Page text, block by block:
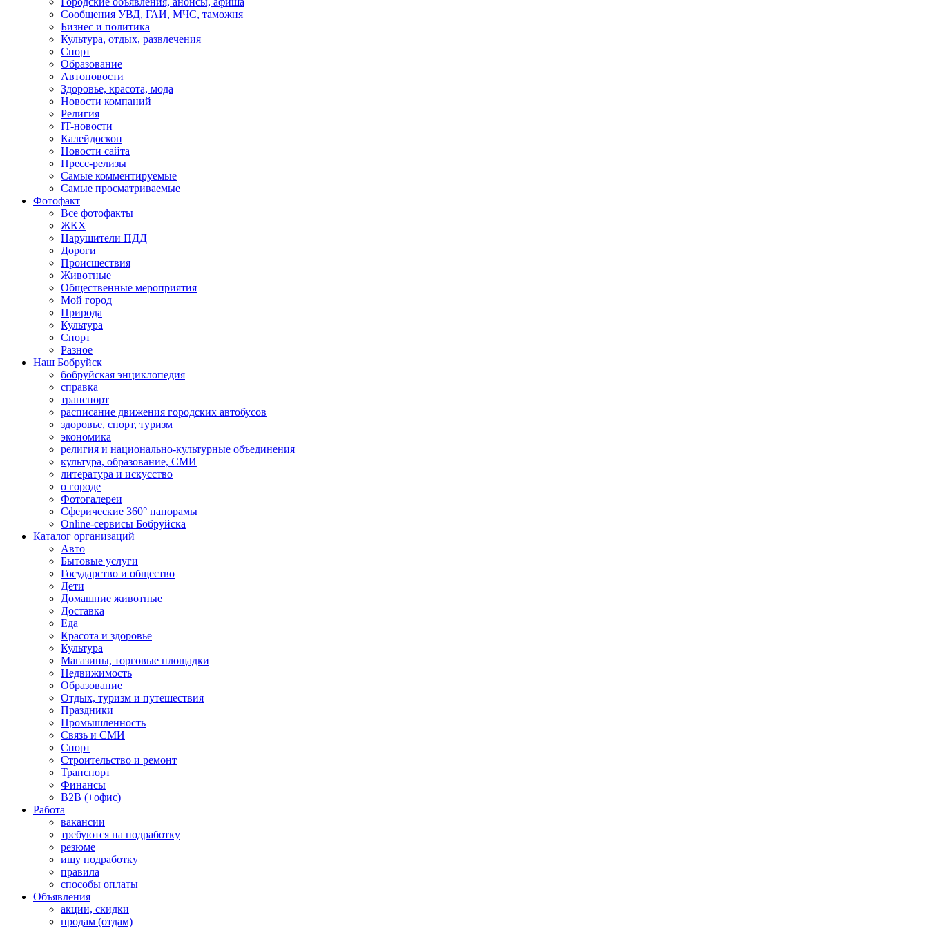
Сообщения УВД, ГАИ, МЧС, таможня
Бизнес и политика
Культура, отдых, развлечения
Спорт
Образование
Автоновости
Здоровье, красота, мода
Новости компаний
Религия
IT-новости
Калейдоскоп
Новости сайта
Пресс-релизы
Самые комментируемые
Самые просматриваемые
Фотофакт
Все фотофакты
ЖКХ
Нарушители ПДД
Дороги
Происшествия
Животные
Общественные мероприятия
Мой город
Природа
Культура
Спорт
Разное
Наш Бобруйск
бобруйская энциклопедия
справка
транспорт
расписание движения городских автобусов
здоровье, спорт, туризм
экономика
религия и национально-культурные объединения
культура, образование, СМИ
литература и искусство
о городе
Фотогалереи
Сферические 360° панорамы
Online-сервисы Бобруйска
Каталог организаций
Авто
Бытовые услуги
Государство и общество
Дети
Домашние животные
Доставка
Еда
Красота и здоровье
Культура
Магазины, торговые площадки
Недвижимость
Образование
Отдых, туризм и путешествия
Праздники
Промышленность
Связь и СМИ
Спорт
Строительство и ремонт
Транспорт
Финансы
B2B (+офис)
Работа
вакансии
требуются на подработку
резюме
ищу подработку
правила
способы оплаты
Объявления
акции, скидки
продам (отдам)